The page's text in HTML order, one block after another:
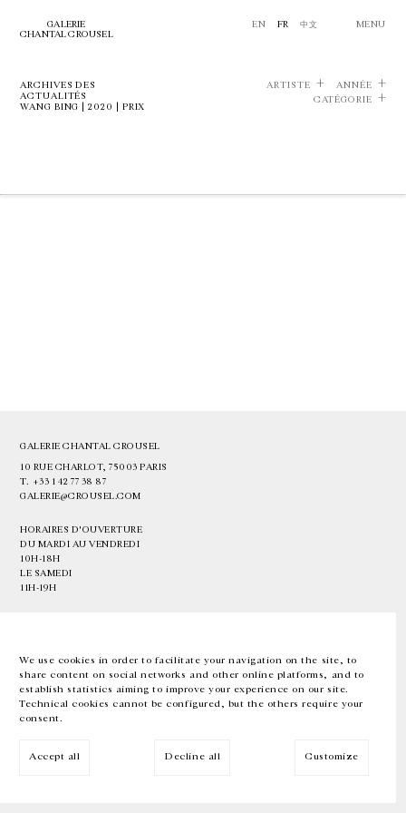
We use cookies in order to facilitate your navigation on the site, to
share content on social networks and other online platforms, and to
establish statistics aiming to improve your experience on our site.
Technical cookies cannot be configured, but the others require your
consent.
Accept all Decline all Customize
GALERIE
CHANTAL CROUSEL
EN FR 中文 MENU
ARCHIVES DES
ACTUALITÉS
WANG BING | 2020 | PRIX
ARTISTE
ANNÉE
CATÉGORIE
GALERIE CHANTAL CROUSEL
10 RUE CHARLOT, 75003 PARIS
T. +33 1 42 77 38 87
GALERIE@CROUSEL.COM
HORAIRES D'OUVERTURE
DU MARDI AU VENDREDI
10H-18H
LE SAMEDI
11H-19H
EN FR 中文 Facebook Instagram
Inscrivez-vous à notre newsletter